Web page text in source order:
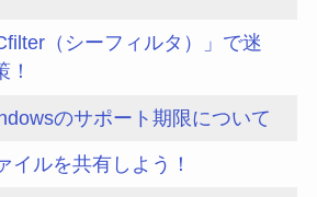
（シーフィルタ）」で迷
のサポート期限について
イルを共有しよう！